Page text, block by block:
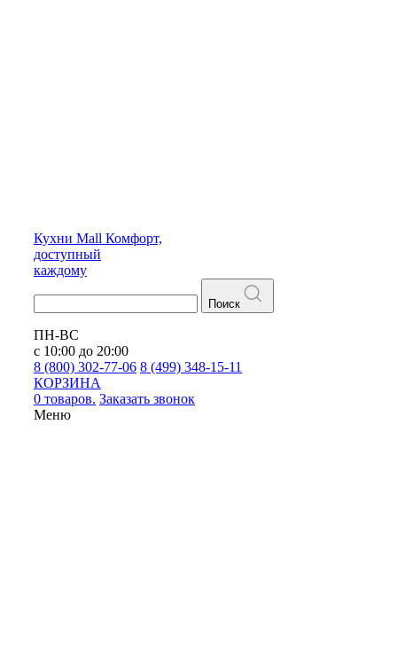
Кухни Mall Комфорт,
доступный
каждому
Поиск
ПН-ВС
с 10:00 до 20:00
8 (800) 302-77-06 8 (499) 348-15-11
КОРЗИНА
0 товаров. Заказать звонок
Меню